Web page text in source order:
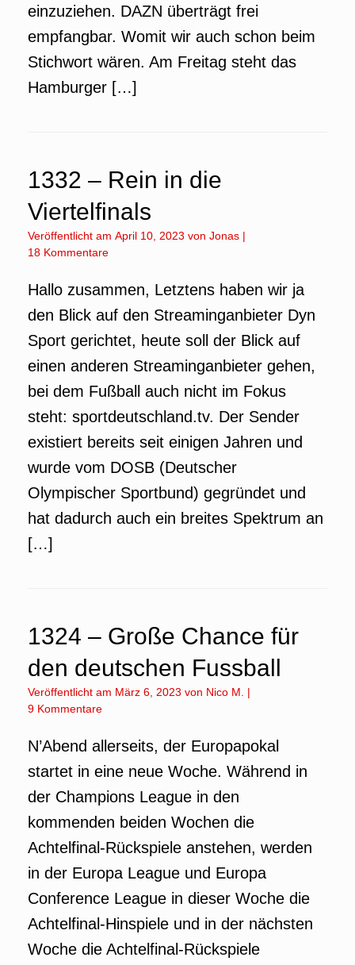
einzuziehen. DAZN überträgt frei
empfangbar. Womit wir auch schon beim
Stichwort wären. Am Freitag steht das
Hamburger […]
1332 – Rein in die
Viertelfinals
Veröffentlicht am April 10, 2023 von Jonas |
18 Kommentare
Hallo zusammen, Letztens haben wir ja
den Blick auf den Streaminganbieter Dyn
Sport gerichtet, heute soll der Blick auf
einen anderen Streaminganbieter gehen,
bei dem Fußball auch nicht im Fokus
steht: sportdeutschland.tv. Der Sender
existiert bereits seit einigen Jahren und
wurde vom DOSB (Deutscher
Olympischer Sportbund) gegründet und
hat dadurch auch ein breites Spektrum an
[…]
1324 – Große Chance für
den deutschen Fussball
Veröffentlicht am März 6, 2023 von Nico M.
|
9 Kommentare
N’Abend allerseits, der Europapokal
startet in eine neue Woche. Während in
der Champions League in den
kommenden beiden Wochen die
Achtelfinal-Rückspiele anstehen, werden
in der Europa League und Europa
Conference League in dieser Woche die
Achtelfinal-Hinspiele und in der nächsten
Woche die Achtelfinal-Rückspiele